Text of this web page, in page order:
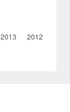
2013 2012